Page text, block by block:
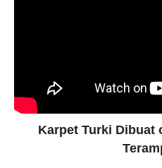
Karpet Turki Dibuat